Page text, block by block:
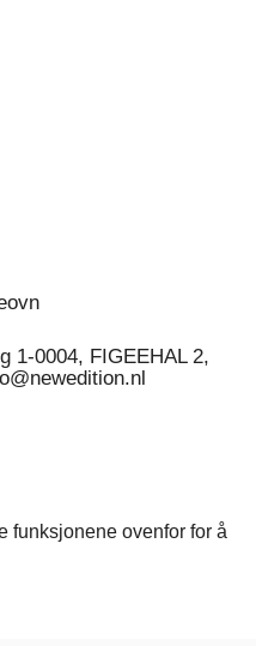
1-0004, FIGEEHAL 2,
funksjonene ovenfor for å